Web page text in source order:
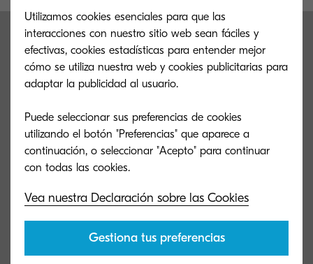
Conoce nuestra linea de
productos
Conozca algunos de los productos favoritos de
nuestros clientes.
Multifuncionales & Impresoras
Soluciones de alto rendimiento con confiabilidad
comprobada para sus espacios de trabajo.
Utilizamos cookies esenciales para que las
interacciones con nuestro sitio web sean fáciles y
efectivas, cookies estadísticas para entender mejor
cómo se utiliza nuestra web y cookies publicitarias para
adaptar la publicidad al usuario.
Puede seleccionar sus preferencias de cookies
utilizando el botón "Preferencias" que aparece a
continuación, o seleccionar "Acepto" para continuar
Vea nuestra Declaración sobre las Cookies
Gestiona tus preferencias